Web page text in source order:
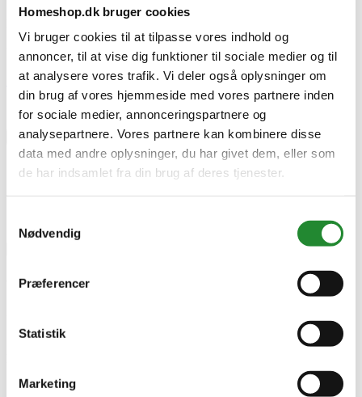
Homeshop.dk bruger cookies
Vi bruger cookies til at tilpasse vores indhold og
annoncer, til at vise dig funktioner til sociale medier og til
at analysere vores trafik. Vi deler også oplysninger om
din brug af vores hjemmeside med vores partnere inden
for sociale medier, annonceringspartnere og
analysepartnere. Vores partnere kan kombinere disse
data med andre oplysninger, du har givet dem, eller som
de har indsamlet fra din brug af deres tjenester.
Nødvendig
Præferencer
Statistik
Marketing
9967000030
EAN
Skriv produktanmeldelse
Ingen kundeanmeldelser for øjeblikket
×
Wimex hegn fag trend tmv